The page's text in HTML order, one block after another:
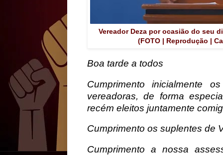
Vereador Deza por ocasião do seu
(FOTO | Reprodução |
Boa tarde a todos
Cumprimento inicialmente
vereadoras, de forma
recém eleitos juntamente
Cumprimento os suplentes de
Cumprimento a nossa